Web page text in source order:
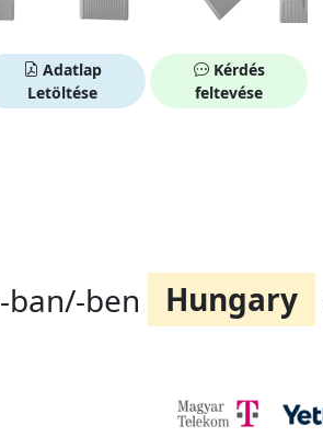
Adatlap
Letöltése
Kérdés
feltevése
-ban/-ben Hungary